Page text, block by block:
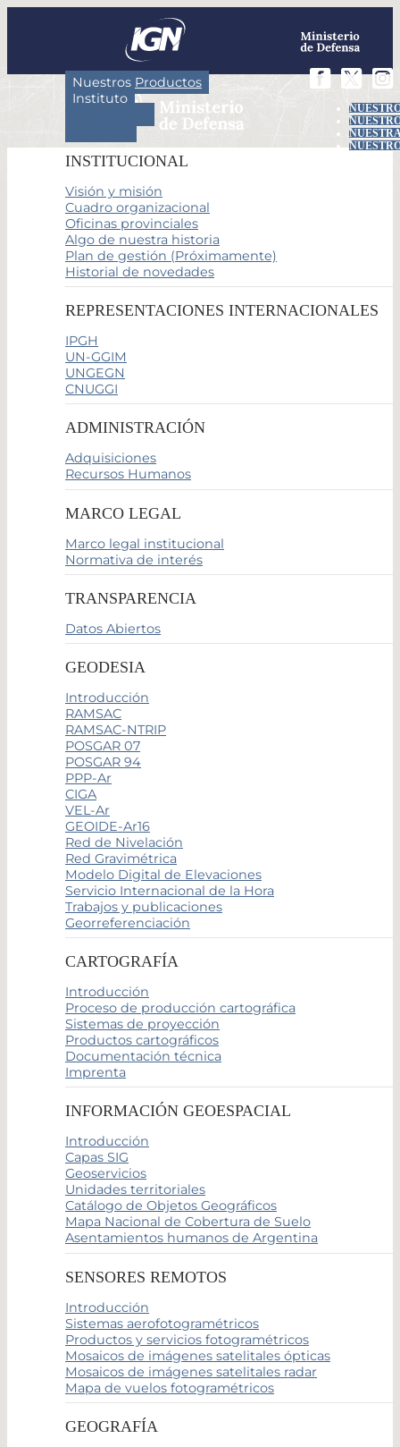
Nuestros Productos
Instituto
INSTITUCIONAL
Visión y misión
Cuadro organizacional
Oficinas provinciales
Algo de nuestra historia
Plan de gestión (Próximamente)
Historial de novedades
REPRESENTACIONES INTERNACIONALES
IPGH
UN-GGIM
UNGEGN
CNUGGI
ADMINISTRACIÓN
Adquisiciones
Recursos Humanos
MARCO LEGAL
Marco legal institucional
Normativa de interés
TRANSPARENCIA
Datos Abiertos
GEODESIA
Introducción
RAMSAC
RAMSAC-NTRIP
POSGAR 07
POSGAR 94
PPP-Ar
CIGA
VEL-Ar
GEOIDE-Ar16
Red de Nivelación
Red Gravimétrica
Modelo Digital de Elevaciones
Servicio Internacional de la Hora
Trabajos y publicaciones
Georreferenciación
CARTOGRAFÍA
Introducción
Proceso de producción cartográfica
Sistemas de proyección
Productos cartográficos
Documentación técnica
Imprenta
INFORMACIÓN GEOESPACIAL
Introducción
Capas SIG
Geoservicios
Unidades territoriales
Catálogo de Objetos Geográficos
Mapa Nacional de Cobertura de Suelo
Asentamientos humanos de Argentina
SENSORES REMOTOS
Introducción
Sistemas aerofotogramétricos
Productos y servicios fotogramétricos
Mosaicos de imágenes satelitales ópticas
Mosaicos de imágenes satelitales radar
Mapa de vuelos fotogramétricos
GEOGRAFÍA